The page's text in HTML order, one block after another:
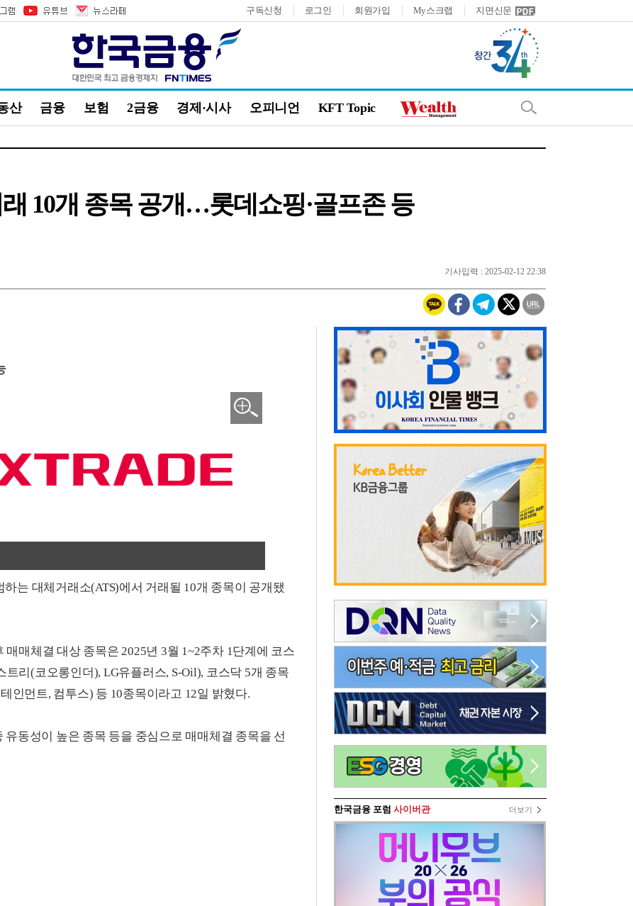
구독신청 로그인 회원가입 My스크랩 지면신문
산 금융 보험 2금융 경제·시사 오피니언 KFT Topic
10개 종목 공개…롯데쇼핑·골프존 등
기사입력 : 2025-02-12 22:38
는 대체거래소(ATS)에서 거래될 10개 종목이 공개됐
매체결 대상 종목은 2025년 3월 1~2주차 1단계에 코스
리(코오롱인더), LG유플러스, S-Oil), 코스닥 5개 종목
인먼트, 컴투스) 등 10종목이라고 12일 밝혔다.
동성이 높은 종목 등을 중심으로 매매체결 종목을 선
한국금융 포럼 사이버관 더보기